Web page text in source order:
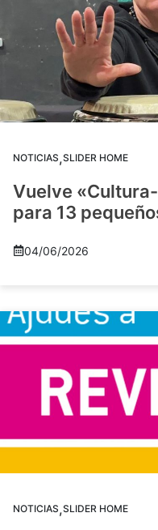
NOTICIAS,SLIDER HOME
Vuelve
para 13
04/06/2026
NOTICIAS,SLIDER HOME